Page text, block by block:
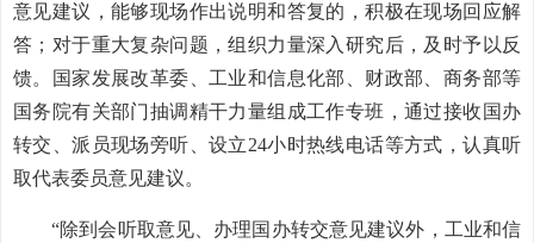
意见建议，能够现场作出说明和答复的，积极在现场回应解
答；对于重大复杂问题，组织力量深入研究后，及时予以反
馈。国家发展改革委、工业和信息化部、财政部、商务部等
国务院有关部门抽调精干力量组成工作专班，通过接收国办
转交、派员现场旁听、设立24小时热线电话等方式，认真听
取代表委员意见建议。
“除到会听取意见、办理国办转交意见建议外，工业和信